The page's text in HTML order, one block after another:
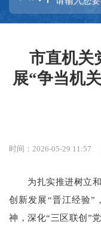
市直机关
展“争当机
时间：2026-05-29 11:57
为扎实推进树立和
创新发展“晋江经验”
神，深化“三区联创”